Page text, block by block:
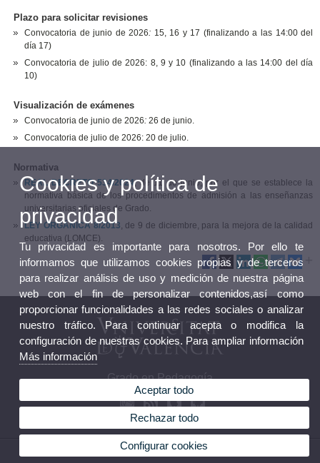
Plazo para solicitar revisiones
Convocatoria de junio de 2026: 15, 16 y 17 (finalizando a las 14:00 del
día 17)
Convocatoria de julio de 2026: 8, 9 y 10 (finalizando a las 14:00 del día
10)
Visualización de exámenes
Convocatoria de junio de 2026:26 de junio.
Convocatoria de julio de 2026: 20 de julio.
Normativa
REAL DECRETO 534/2024, de 11 de junio, por el que se establece la
normativa básica de los procedimentos de admisión a las enseñanzas
universitarias oficiales de Grado.
LEY ORGÁNICA 8/2013, de 9 de diciembre, para la mejora de la calidad
educativa (LOMCE).
Grado en Pedagogía
© 2026 UV. - Av. Blasco Ibáñez 30, 46010 Valencia. España. Tel. (+34) 96 386 41 00
Cookies y política de
privacidad
Tu privacidad es importante para nosotros. Por ello te
informamos que utilizamos cookies propias y de terceros
para realizar análisis de uso y medición de nuestra página
web con el fin de personalizar contenidos,así como
proporcionar funcionalidades a las redes sociales o analizar
nuestro tráfico. Para continuar acepta o modifica la
configuración de nuestras cookies. Para ampliar información
Más información
Aceptar todo
Rechazar todo
Configurar cookies